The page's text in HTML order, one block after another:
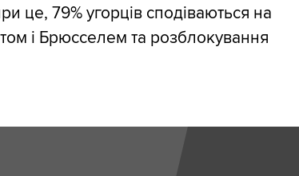
це, 79% угорців сподіваються на
і Брюсселем та розблокування